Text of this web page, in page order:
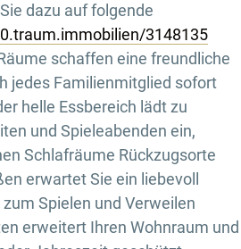
dazu auf folgende
3148135
schaffen eine freundliche
jedes Familienmitglied sofort
helle Essbereich lädt zu
und Spieleabenden ein,
Schlafräume Rückzugsorte
erwartet Sie ein liebevoll
Spielen und Verweilen
erweitert Ihren Wohnraum und